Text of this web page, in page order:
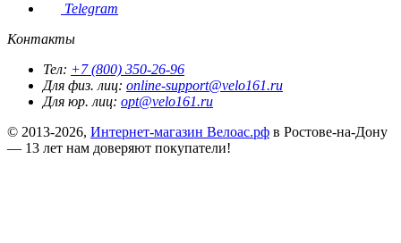
Telegram
Контакты
Тел: +7 (800) 350-26-96
Для физ. лиц: online-support@velo161.ru
Для юр. лиц: opt@velo161.ru
© 2013-2026, Интернет-магазин Велоас.рф в Ростове-на-Дону
— 13 лет нам доверяют покупатели!